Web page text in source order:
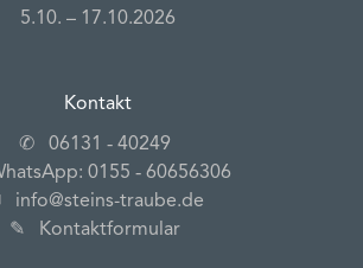
5.10. – 17.10.2026
Kontakt
✆
06131 ‐ 40249
0155 ‐ 60656306
info@steins-traube.de
✎
Kontaktformular